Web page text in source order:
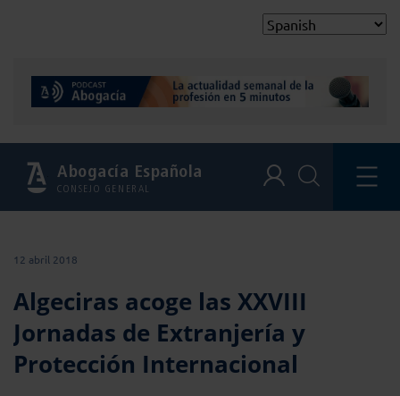
Abogacía Española
CONSEJO GENERAL
12 abril 2018
Algeciras acoge las XXVIII
Jornadas de Extranjería y
Protección Internacional